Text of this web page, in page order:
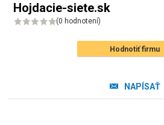
Hojdacie-siete.sk
(0 hodnotení)
Hodnotiť firmu
NAPÍSAŤ